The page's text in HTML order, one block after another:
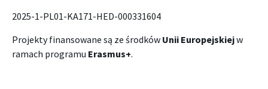
2025-1-PL01-KA171-HED-000331604
Projekty finansowane są ze środków Unii Europejskiejw
ramach programu Erasmus+.